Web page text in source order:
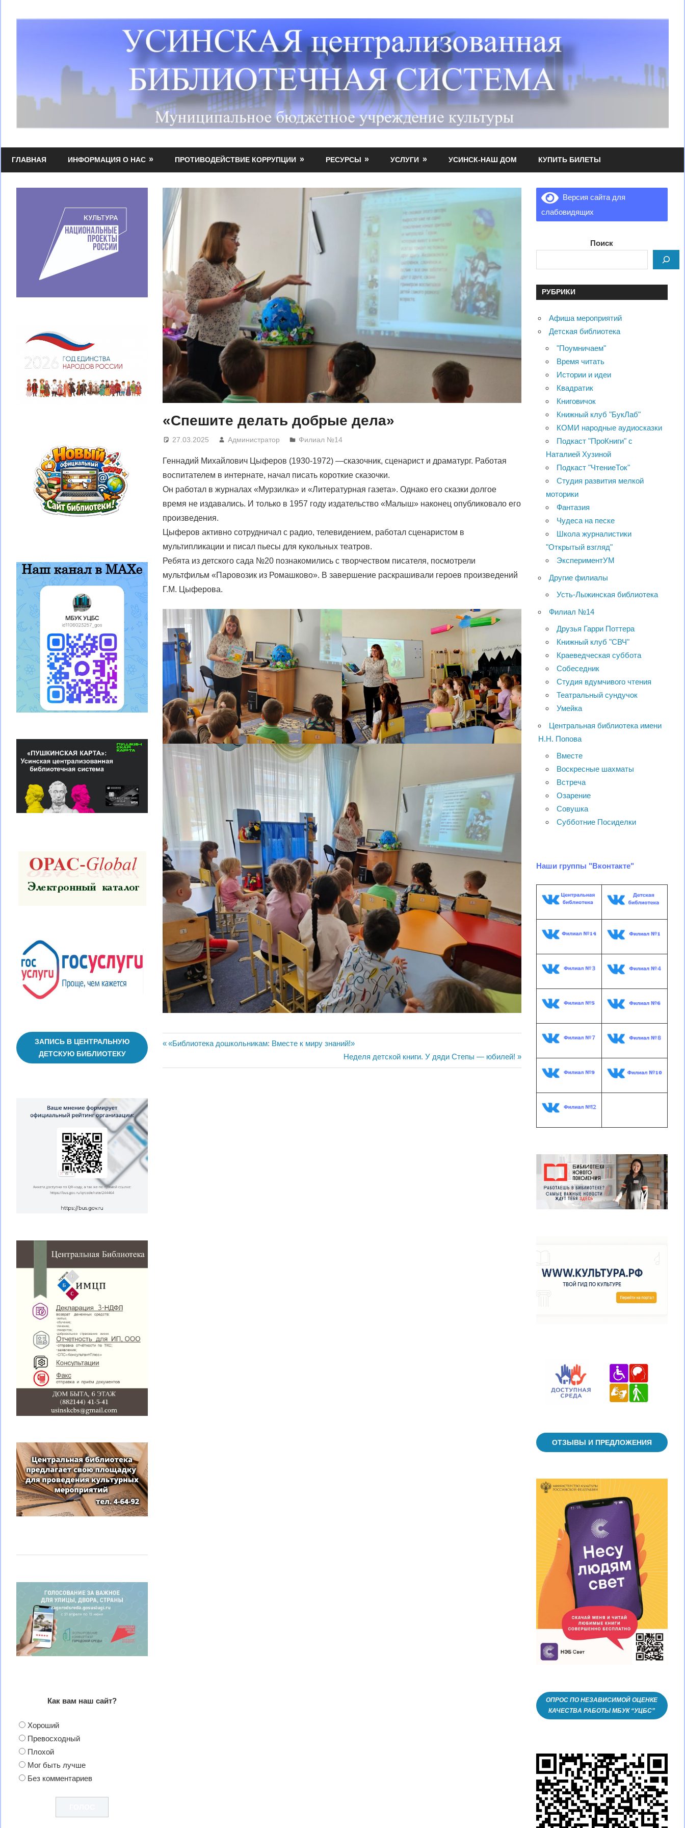
МБУК
УЦБС
библиотечная
ГЛАВНАЯ ИНФОРМАЦИЯ О НАС ПРОТИВОДЕЙСТВИЕ КОРРУПЦИИ РЕСУРСЫ УСЛУГИ УСИНСК-НАШ ДОМ КУПИТЬ БИЛЕТЫ
«Спешите делать добрые дела»
27.03.2025 Администратор Филиал №14
Геннадий Михайлович Цыферов (1930-1972) —сказочник, сценарист и драматург. Работая
воспитателем в интернате, начал писать короткие сказочки.
Он работал в журналах «Мурзилка» и «Литературная газета». Однако его сказки долгое
время не издавались. И только в 1957 году издательство «Малыш» наконец опубликовало его
произведения.
Цыферов активно сотрудничал с радио, телевидением, работал сценаристом в
мультипликации и писал пьесы для кукольных театров.
Ребята из детского сада №20 познакомились с творчеством писателя, посмотрели
мультфильм «Паровозик из Ромашково». В завершение раскрашивали героев произведений
Г.М. Цыферова.
Навигация
по
Предыдущая
«Библиотека дошкольникам: Вместе к миру знаний!»
Следующая
запись:
Неделя детской книги. У дяди Степы — юбилей!
ЗАПИСЬ В ЦЕНТРАЛЬНУЮ
ДЕТСКУЮ БИБЛИОТЕКУ
Как вам наш сайт?
Хороший
Превосходный
Плохой
Мог быть лучше
Без комментариев
Версия сайта для
слабовидящих
Поиск
РУБРИКИ
Афиша мероприятий
Детская библиотека
"Поумничаем"
Время читать
Истории и идеи
Квадратик
Книговичок
Книжный клуб "БукЛаб"
КОМИ народные аудиосказки
Подкаст "ПроКниги" с
Наталией Хузиной
Подкаст "ЧтениеТок"
Студия развития мелкой
моторики
Фантазия
Чудеса на песке
Школа журналистики
"Открытый взгляд"
ЭкспериментУМ
Другие филиалы
Усть-Лыжинская библиотека
Филиал №14
Друзья Гарри Поттера
Книжный клуб "СВЧ"
Краеведческая суббота
Собеседник
Студия вдумчивого чтения
Театральный сундучок
Умейка
Центральная библиотека имени
Н.Н. Попова
Вместе
Воскресные шахматы
Встреча
Озарение
Совушка
Субботние Посиделки
Наши группы "Вконтакте"
ОТЗЫВЫ И ПРЕДЛОЖЕНИЯ
ОПРОС ПО НЕЗАВИСИМОЙ ОЦЕНКЕ
КАЧЕСТВА РАБОТЫ МБУК “УЦБС”